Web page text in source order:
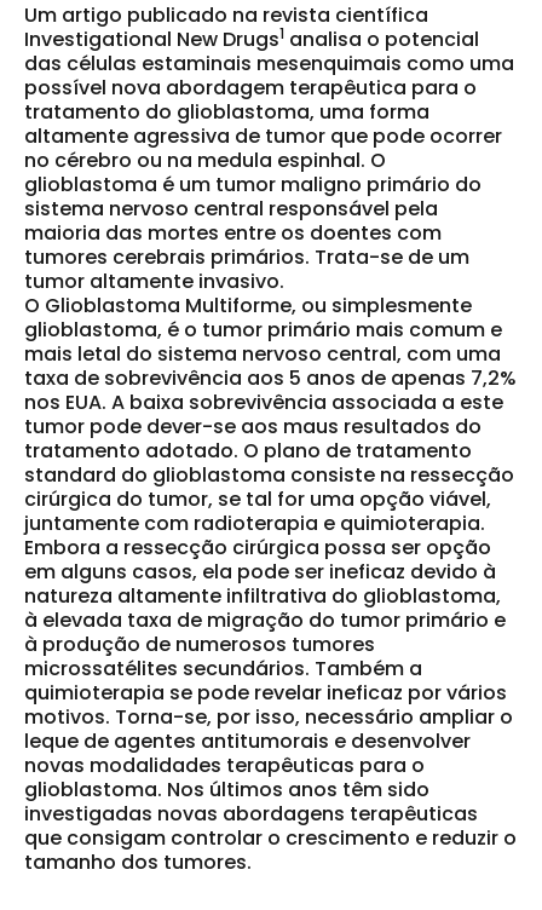
Um artigo publicado na revista científica
Investigational New Drugs1 analisa o potencial
das células estaminais mesenquimais como uma
possível nova abordagem terapêutica para o
tratamento do glioblastoma, uma forma
altamente agressiva de tumor que pode ocorrer
no cérebro ou na medula espinhal. O
glioblastoma é um tumor maligno primário do
sistema nervoso central responsável pela
maioria das mortes entre os doentes com
tumores cerebrais primários. Trata-se de um
tumor altamente invasivo.
O Glioblastoma Multiforme, ou simplesmente
glioblastoma, é o tumor primário mais comum e
mais letal do sistema nervoso central, com uma
taxa de sobrevivência aos 5 anos de apenas 7,2%
nos EUA. A baixa sobrevivência associada a este
tumor pode dever-se aos maus resultados do
tratamento adotado. O plano de tratamento
standard do glioblastoma consiste na ressecção
cirúrgica do tumor, se tal for uma opção viável,
juntamente com radioterapia e quimioterapia.
Embora a ressecção cirúrgica possa ser opção
em alguns casos, ela pode ser ineficaz devido à
natureza altamente infiltrativa do glioblastoma,
à elevada taxa de migração do tumor primário e
à produção de numerosos tumores
microssatélites secundários. Também a
quimioterapia se pode revelar ineficaz por vários
motivos. Torna-se, por isso, necessário ampliar o
leque de agentes antitumorais e desenvolver
novas modalidades terapêuticas para o
glioblastoma. Nos últimos anos têm sido
investigadas novas abordagens terapêuticas
que consigam controlar o crescimento e reduzir o
tamanho dos tumores.